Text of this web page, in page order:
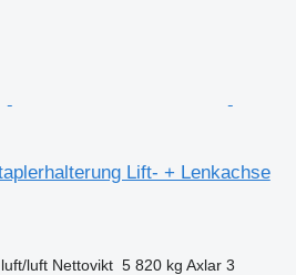
Lift- + Lenkachse
luft/luft Nettovikt 5 820 kg Axlar 3